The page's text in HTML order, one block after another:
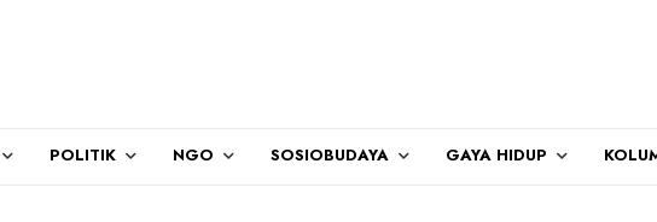
POLITIK NGO SOSIOBUDAYA GAYA HIDUP